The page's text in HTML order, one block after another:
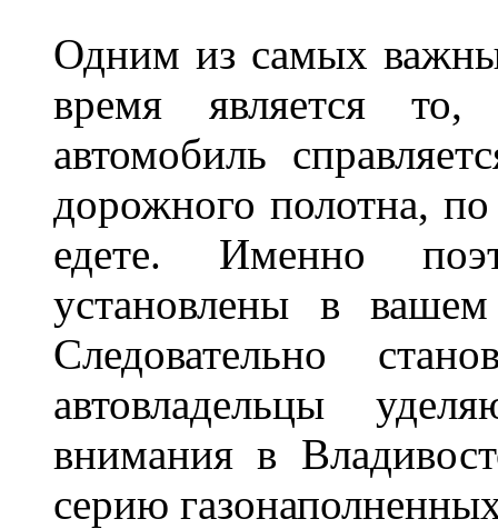
Одним из самых
время является то,
автомобиль
дорожного полотна,
едете. Именно
установлены в
Следовательно
автовладельцы
внимания в
серию